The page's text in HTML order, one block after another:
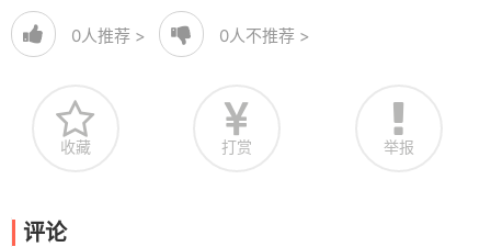
0人推荐 > 0人不推荐 >
收藏 打赏 举报
评论